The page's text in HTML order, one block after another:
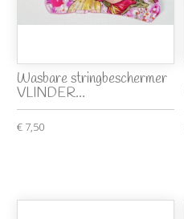
Wasbare stringbeschermer
VLINDER...
€ 7,50